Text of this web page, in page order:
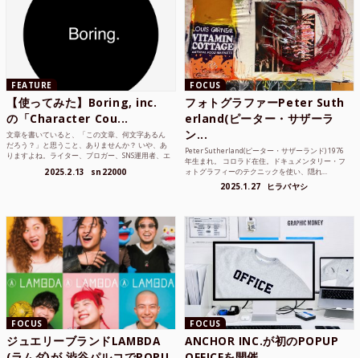
FEATURE
【使ってみた】Boring, inc.
の「Character Cou...
文章を書いていると、「この文章、何文字あるん
だろう？」と思うこと、ありませんか？ いや、あ
りますよね。ライター、ブロガー、SNS運用者、エ
2025.2.13 sn22000
FOCUS
フォトグラファーPeter Suth
erland(ピーター・サザーラ
ン...
Peter Sutherland(ピーター・サザーランド) 1976
年生まれ。 コロラド在住。ドキュメンタリー・フ
ォトグラフィーのテクニックを使い、隠れ...
2025.1.27 ヒラバヤシ
FOCUS
ジュエリーブランドLAMBDA
FOCUS
ANCHOR INC.が初のPOPUP